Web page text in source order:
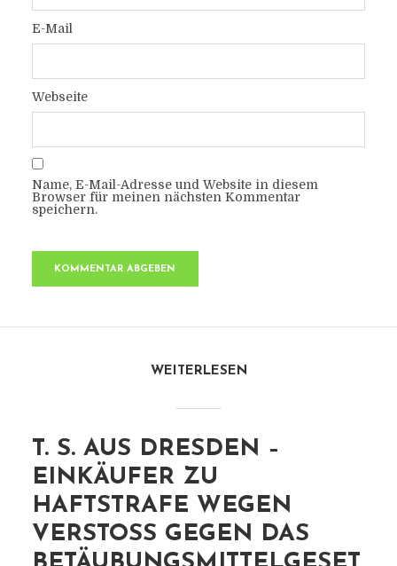
E-Mail
Webseite
Name, E-Mail-Adresse und Website in diesem
Browser für meinen nächsten Kommentar
speichern.
WEITERLESEN
T. S. AUS DRESDEN –
EINKÄUFER ZU
HAFTSTRAFE WEGEN
VERSTOSS GEGEN DAS B